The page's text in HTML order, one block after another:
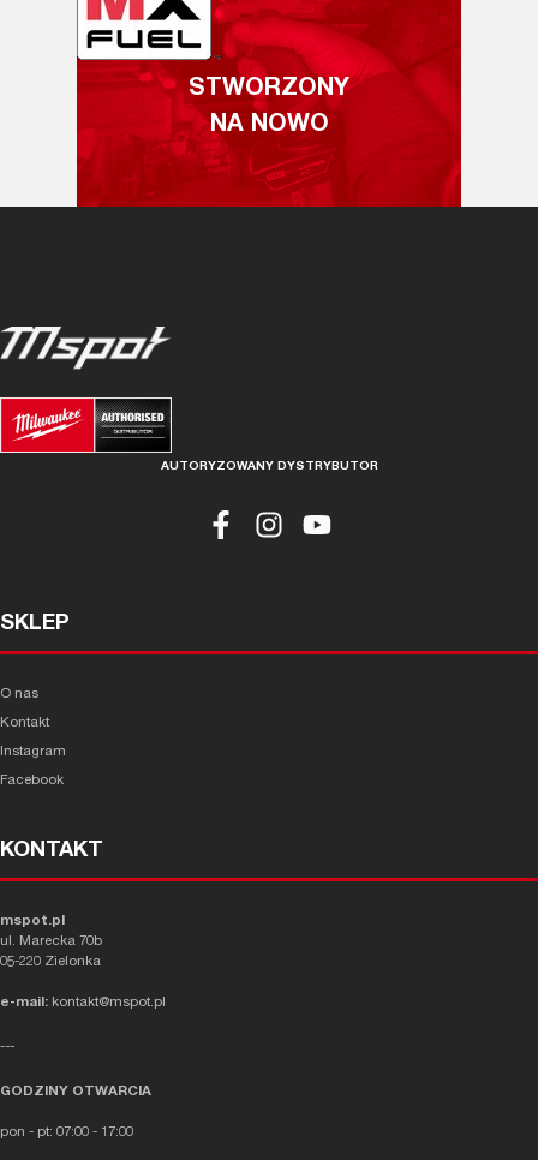
STWORZONY
NA NOWO
AUTORYZOWANY DYSTRYBUTOR
SKLEP
O nas
Kontakt
Instagram
Facebook
KONTAKT
mspot.pl
ul. Marecka 70b
05-220 Zielonka
e-mail: kontakt@mspot.pl
---
GODZINY OTWARCIA
pon - pt: 07:00 - 17:00